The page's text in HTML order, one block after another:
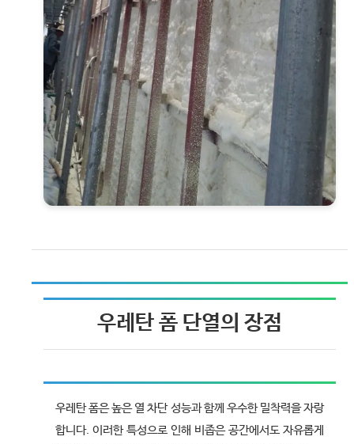
우레탄 폼 단열의 장점
우레탄 폼은 높은 열 차단 성능과 함께 우수한 밀착력을 자랑
합니다. 이러한 특성으로 인해 비좁은 공간에서도 자유롭게